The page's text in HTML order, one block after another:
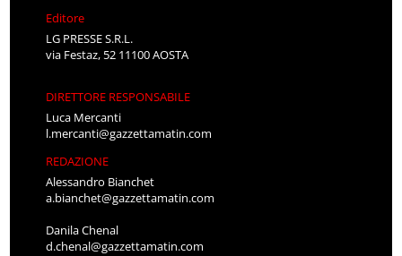
Editore
LG PRESSE S.R.L.
via Festaz, 52 11100 AOSTA
DIRETTORE RESPONSABILE
Luca Mercanti
l.mercanti@gazzettamatin.com
REDAZIONE
Alessandro Bianchet
a.bianchet@gazzettamatin.com
Danila Chenal
d.chenal@gazzettamatin.com